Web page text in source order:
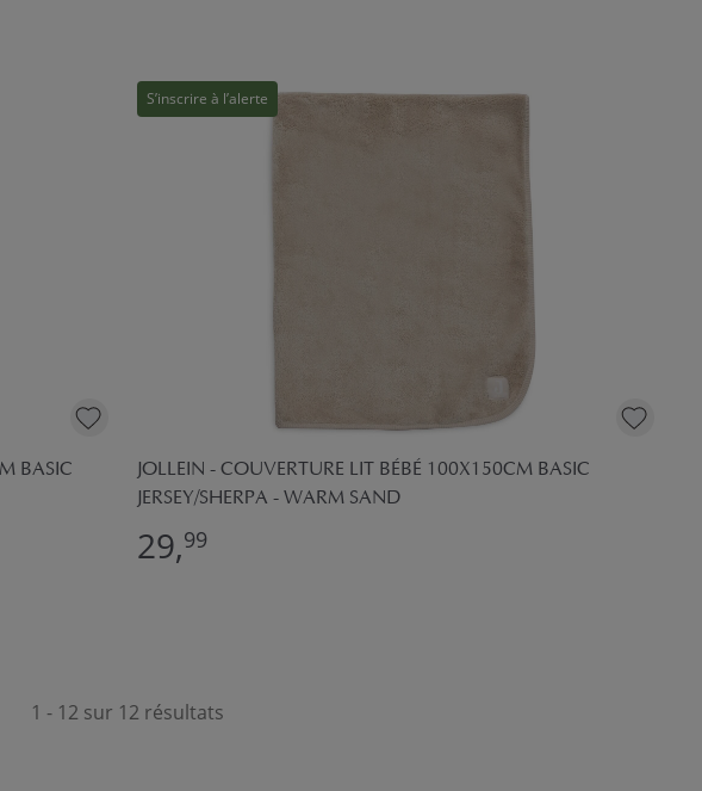
BASIC
S’inscrire à l’alerte
JOLLEIN - COUVERTURE LIT BÉBÉ 100X150CM BASIC
JERSEY/SHERPA - WARM SAND
29,99
1 - 12 sur 12 résultats